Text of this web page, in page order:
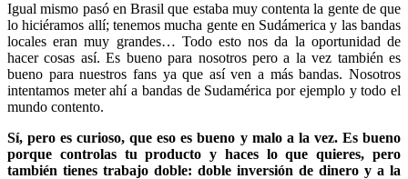
Igual mismo pasó en Brasil que estaba muy contenta la gente de que
lo hiciéramos allí; tenemos mucha gente en Sudámerica y las bandas
locales eran muy grandes… Todo esto nos da la oportunidad de
hacer cosas así. Es bueno para nosotros pero a la vez también es
bueno para nuestros fans ya que así ven a más bandas. Nosotros
intentamos meter ahí a bandas de Sudamérica por ejemplo y todo el
mundo contento.
Sí, pero es curioso, que eso es bueno y malo a la vez. Es bueno
porque controlas tu producto y haces lo que quieres, pero
también tienes trabajo doble: doble inversión de dinero y a la